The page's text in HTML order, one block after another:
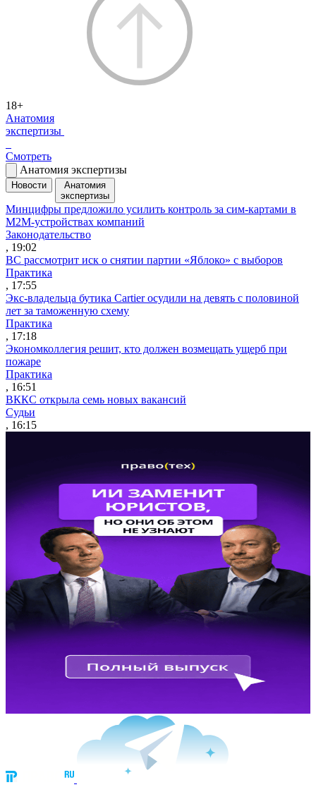
18+
Анатомия
экспертизы
Смотреть
Анатомия экспертизы
Новости
Анатомия
экспертизы
Минцифры предложило усилить контроль за сим-картами в
M2M-устройствах компаний
Законодательство
, 19:02
ВС рассмотрит иск о снятии партии «Яблоко» с выборов
Практика
, 17:55
Экс-владельца бутика Cartier осудили на девять с половиной
лет за таможенную схему
Практика
, 17:18
Экономколлегия решит, кто должен возмещать ущерб при
пожаре
Практика
, 16:51
ВККС открыла семь новых вакансий
Судьи
, 16:15